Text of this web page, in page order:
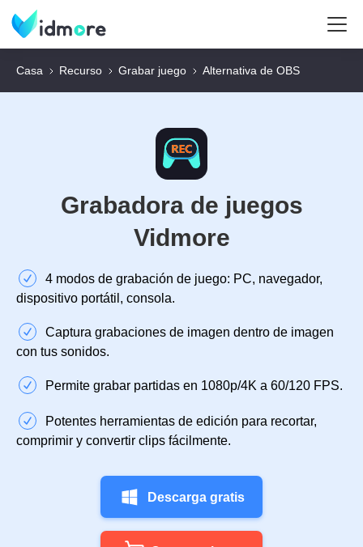
Casa Recurso Grabar juego Alternativa de OBS
Grabadora de juegos
Vidmore
4 modos de grabación de juego: PC, navegador,
dispositivo portátil, consola.
Captura grabaciones de imagen dentro de imagen
con tus sonidos.
Permite grabar partidas en 1080p/4K a 60/120 FPS.
Potentes herramientas de edición para recortar,
comprimir y convertir clips fácilmente.
Descarga gratis